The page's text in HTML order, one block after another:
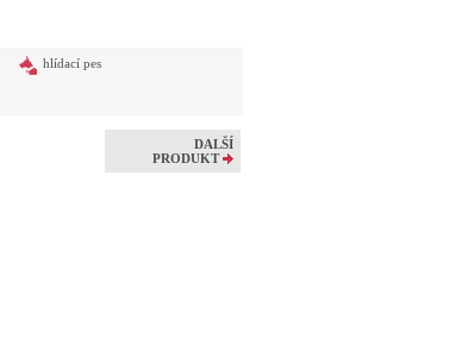
hlídací pes
DALŠÍ
PRODUKT